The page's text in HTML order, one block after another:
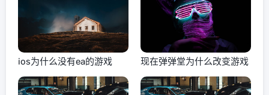
ios为什么没有ea的游戏 现在弹弹堂为什么改变游戏